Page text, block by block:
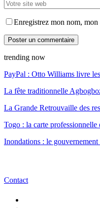
Enregistrez mon nom,
trending now
PayPal : Otto Williams livre
La fête traditionnelle
La Grande Retrouvaille des
Togo : la carte
Inondations : le
Contact